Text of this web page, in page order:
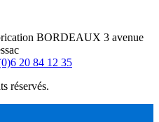
BORDEAUX 3 avenue
20 84 12 35
réservés.